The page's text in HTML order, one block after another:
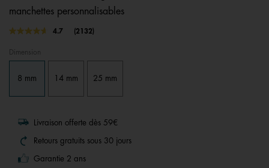
manchettes personnalisables
5 out of 5 Customer Rating
4.7
Lire
la
(2132)
Dimension
8 mm 14 mm 25 mm
Livraison offerte dès 59€
Retours gratuits sous 30 jours
Garantie 2 ans